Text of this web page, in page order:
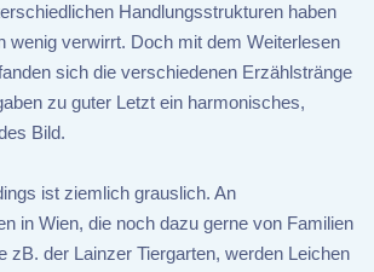
Handlungsstrukturen haben
wenig verwirrt. Doch mit dem Weiterlesen
sich die verschiedenen Erzählstränge
zu guter Letzt ein harmonisches,
Bild.
ist ziemlich grauslich. An
in Wien, die noch dazu gerne von Familien
zB. der Lainzer Tiergarten, werden Leichen